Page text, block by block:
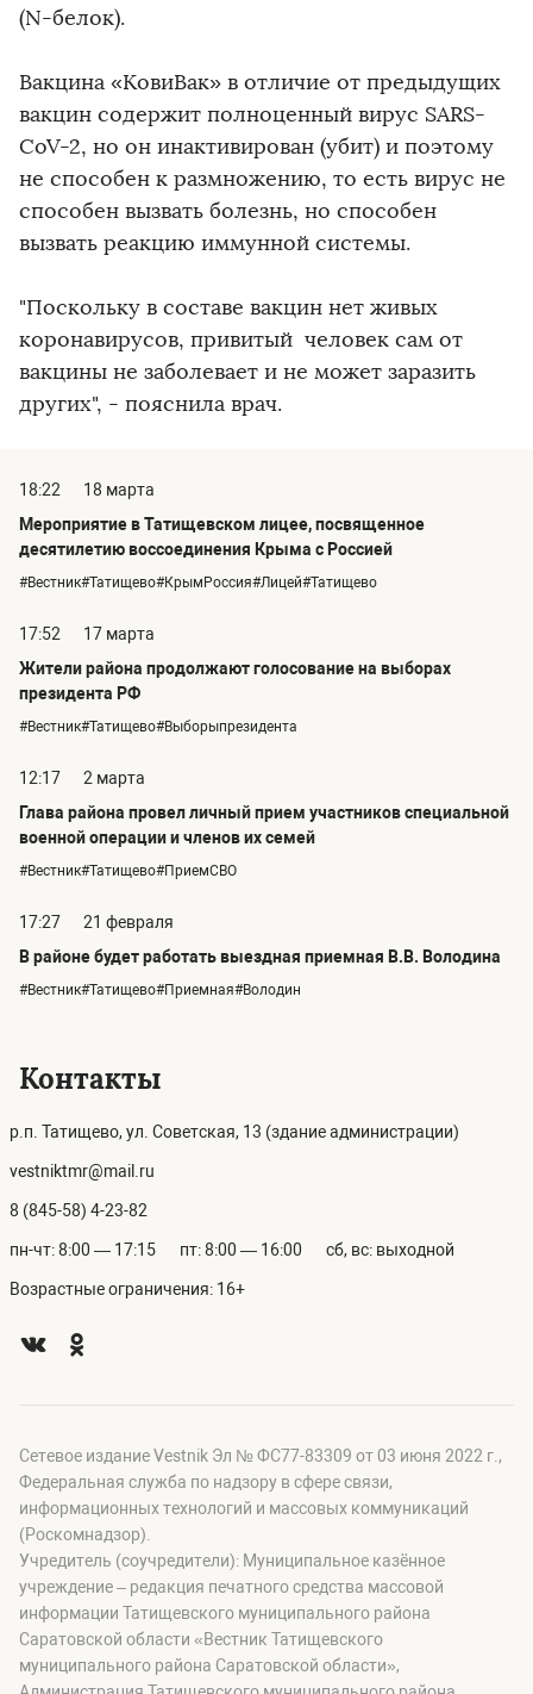
(N-белок).
Вакцина «КовиВак» в отличие от предыдущих
вакцин содержит полноценный вирус SARS-
CoV-2, но он инактивирован (убит) и поэтому
не способен к размножению, то есть вирус не
способен вызвать болезнь, но способен
вызвать реакцию иммунной системы.
"Поскольку в составе вакцин нет живых
коронавирусов, привитый человек сам от
вакцины не заболевает и не может заразить
других", - пояснила врач.
18:22
18 марта
Мероприятие в Татищевском лицее, посвященное
десятилетию воссоединения Крыма с Россией
#Вестник#Татищево#КрымРоссия#Лицей#Татищево
17:52
17 марта
Жители района продолжают голосование на выборах
президента РФ
#Вестник#Татищево#Выборыпрезидента
12:17
2 марта
Глава района провел личный прием участников специальной
военной операции и членов их семей
#Вестник#Татищево#ПриемСВО
17:27
21 февраля
В районе будет работать выездная приемная В.В. Володина
#Вестник#Татищево#Приемная#Володин
Контакты
р.п. Татищево, ул. Советская, 13 (здание администрации)
vestniktmr@mail.ru
8 (845-58) 4-23-82
пн-чт: 8:00 — 17:15 пт: 8:00 — 16:00 сб, вс: выходной
Возрастные ограничения: 16+
Сетевое издание Vestnik Эл № ФС77-83309 от 03 июня 2022 г.,
Федеральная служба по надзору в сфере связи,
информационных технологий и массовых коммуникаций
(Роскомнадзор).
Учредитель (соучредители): Муниципальное казённое
учреждение – редакция печатного средства массовой
информации Татищевского муниципального района
Саратовской области «Вестник Татищевского
муниципального района Саратовской области»,